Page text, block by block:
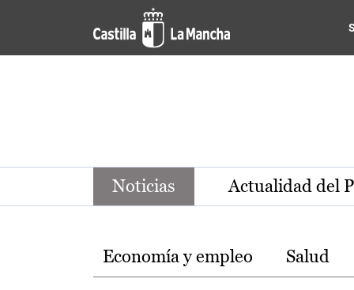
Pasar al contenido principal
Noticias de la región de
Noticias Actualidad del
Temas
Economía y empleo Salud